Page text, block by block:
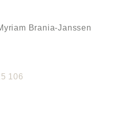
Brania-Janssen
106